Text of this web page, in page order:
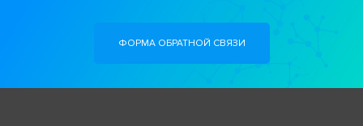
ФОРМА ОБРАТНОЙ СВЯЗИ